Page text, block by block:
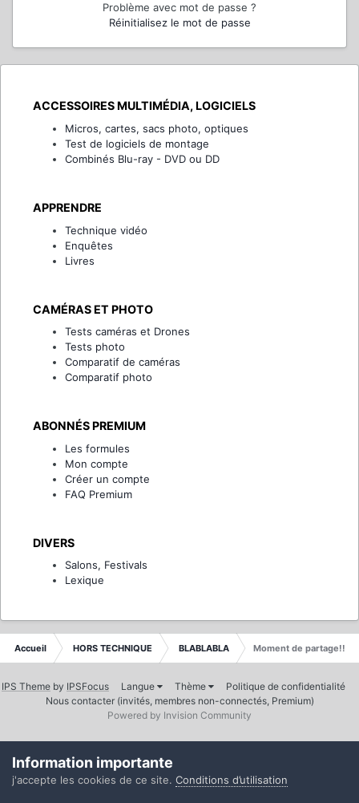
Problème avec mot de passe ?
Réinitialisez le mot de passe
ACCESSOIRES MULTIMÉDIA, LOGICIELS
Micros, cartes, sacs photo, optiques
Test de logiciels de montage
Combinés Blu-ray - DVD ou DD
APPRENDRE
Technique vidéo
Enquêtes
Livres
CAMÉRAS ET PHOTO
Tests caméras et Drones
Tests photo
Comparatif de caméras
Comparatif photo
ABONNÉS PREMIUM
Les formules
Mon compte
Créer un compte
FAQ Premium
DIVERS
Salons, Festivals
Lexique
Accueil HORS TECHNIQUE BLABLABLA Moment de partage!!
IPS Theme by IPSFocus Langue Thème
Politique de confidentialité
Nous contacter (invités, membres non-connectés, Premium)
Powered by Invision Community
Information importante
j'accepte les cookies de ce site. Conditions d’utilisation